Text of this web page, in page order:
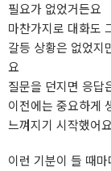
필요가 없었거든요
마찬가지로 대화도
갈등 상황은 없었지
요
질문을 던지면 응답
이전에는 중요하게
느껴지기 시작했어요
이런 기분이 들 때